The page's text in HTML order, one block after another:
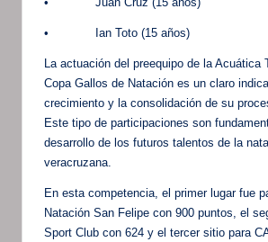
• Ian Toto (15 años)
La actuación del preequipo de la Acuática
Copa Gallos de Natación es un claro
crecimiento y la consolidación de su
Este tipo de participaciones son
desarrollo de los futuros talentos de la
veracruzana.
En esta competencia, el primer lugar fue
Natación San Felipe con 900 puntos, el
Sport Club con 624 y el tercer sitio para